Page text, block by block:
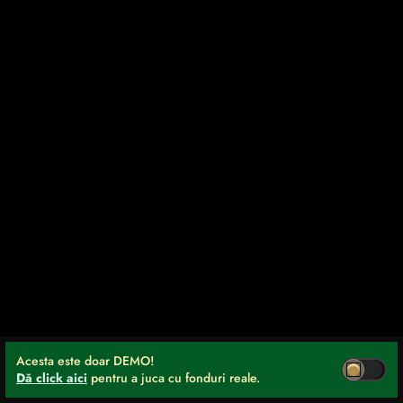
Acesta este doar DEMO!
Dă click aici pentru a juca cu fonduri reale.